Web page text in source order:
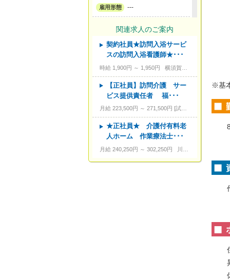
※基
雇用形態 ---
サービス形態 ---
資格 ---
こだわり条件 ---
キーワード ---
関連求人のご案内
契約社員★訪問入浴サービ
スの訪問入浴看護師★･･･
時給 1,900円 ～ 1,950円 横須賀市根岸町5-20-16
【正社員】訪問介護 サー
ビス提供責任者 福･･･
月給 223,500円 ～ 271,500円 試用期間あり。3カ月～4カ月。
★正社員★ 介護付有料老
人ホーム 作業療法士･･･
月給 240,250円 ～ 302,250円 川崎市宮前区野川本町3-17-10